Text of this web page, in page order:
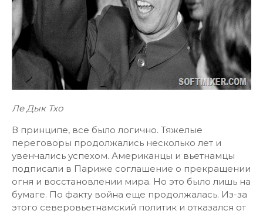
Ле Дык Тхо
В принципе, все было логично. Тяжелые
переговоры продолжались несколько лет и
увенчались успехом. Американцы и вьетнамцы
подписали в Париже соглашение о прекращении
огня и восстановлении мира. Но это было лишь на
бумаге. По факту война еще продолжалась. Из-за
этого северовьетнамский политик и отказался от